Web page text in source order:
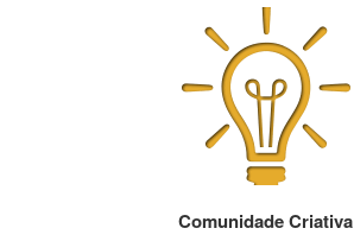
Comunidade Criativa